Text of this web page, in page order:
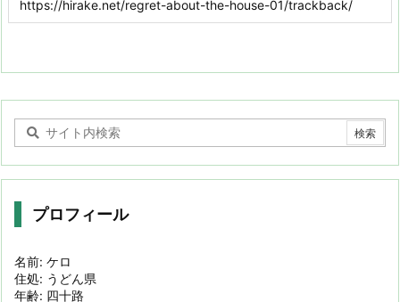
プロフィール
名前: ケロ
住処: うどん県
年齢: 四十路